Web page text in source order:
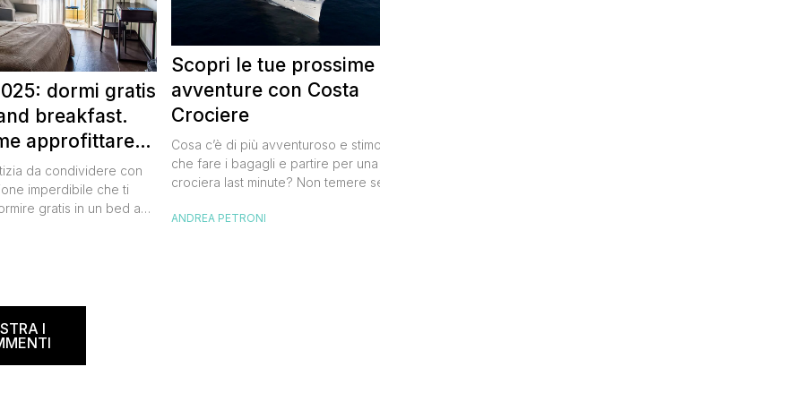
dormi gratis
breakfast.
approfittare
gratis
da condividere con
imperdibile che ti
gratis in un bed and
Paese senza
and breakfast, giunta
Scopri le tue prossime
avventure con Costa
Crociere
Cosa c’è di più avventuroso e stimolante
che fare i bagagli e partire per una
crociera last minute? Non temere se non
l’itinerario, lo staff di Costa Crociere sarà
ANDREA PETRONI
I